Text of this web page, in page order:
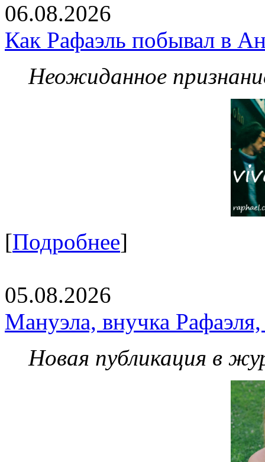
06.08.2026
Как Рафаэль побывал в
Неожиданное
[Подробнее]
05.08.2026
Мануэла, внучка
Новая публикация в